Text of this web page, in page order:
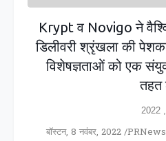
Krypt व Novigo ने
डिलीवरी श्रृंखला की
विशेषज्ञताओं को एक
तहत
बॉस्टन, 8 नवंबर, 2022 /